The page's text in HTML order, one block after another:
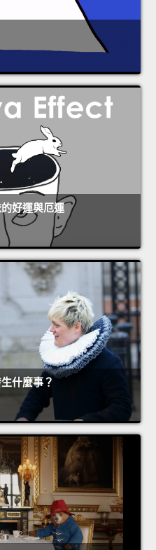
好運與厄運
什麼事？